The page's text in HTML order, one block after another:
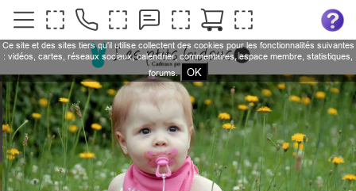
Ce site et des sites tiers qu'il utilise collectent des cookies pour les fonctionnalités suivantes
: vidéos, cartes, réseaux sociaux, calendrier, commentaires, espace membre, statistiques,
forums.
OK